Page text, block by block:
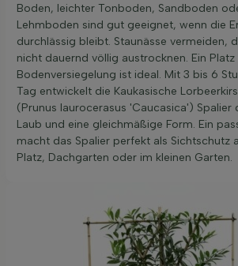
Boden, leichter Tonboden, Sandboden
Lehmboden sind gut geeignet, wenn die
durchlässig bleibt. Staunässe vermeiden,
nicht dauernd völlig austrocknen. Ein Platz
Bodenversiegelung ist ideal. Mit 3 bis 6
Tag entwickelt die Kaukasische
(Prunus laurocerasus 'Caucasica') Spalier
Laub und eine gleichmäßige Form. Ein
macht das Spalier perfekt als Sichtschutz
Platz, Dachgarten oder im kleinen Garten.